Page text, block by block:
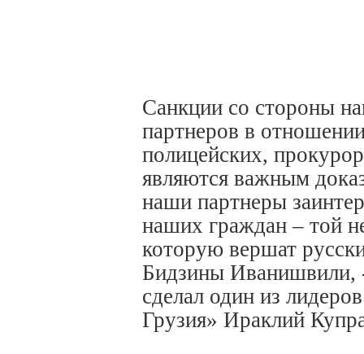
Санкции со стороны
партнеров в
полицейских,
являются важным
наши партнеры
наших граждан – той
которую вершат
Бидзины Иванишвили,
сделал один из
Грузия» Ираклий